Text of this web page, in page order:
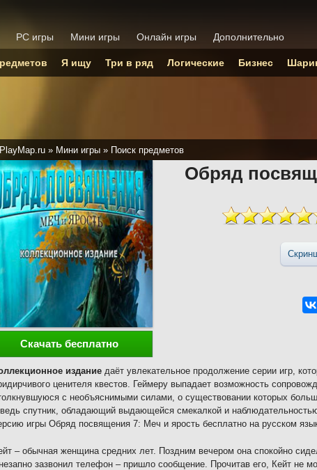
PlayMap.ru » Мини игры » Поиск предметов
Обряд
Скачать бесплатно
издание даёт увлекательное продолжение серии игр,
ценителя квестов. Геймеру выпадает возможность
с необъяснимыми силами, о существовании которых
спутник, обладающий выдающейся смекалкой и
игры Обряд посвящения 7: Меч и ярость бесплатно на русском
– обычная женщина средних лет. Поздним вечером она спокойно
зазвонил телефон – пришло сообщение. Прочитав его, Кейт не
PC игры Мини игры Онлайн игры Дополнительно
Я ищу Три в ряд Логические Бизнес